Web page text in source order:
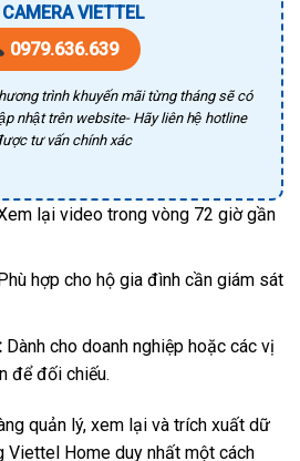
VIETTEL
0979.636.639
trình khuyến mãi từng tháng sẽ có
nhật trên website- Hãy liên hệ hotline
tư vấn chính xác
lại video trong vòng 72 giờ gần
hợp cho hộ gia đình cần giám sát
Dành cho doanh nghiệp hoặc các vị
để đối chiếu.
quản lý, xem lại và trích xuất dữ
Viettel Home duy nhất một cách